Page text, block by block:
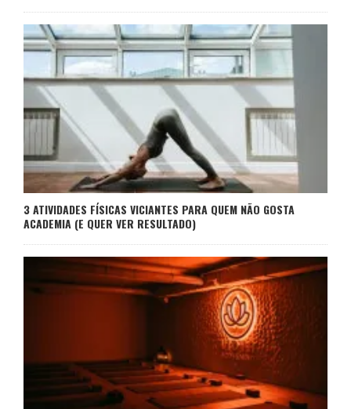
3 ATIVIDADES FÍSICAS VICIANTES PARA QUEM NÃO GOSTA
ACADEMIA (E QUER VER RESULTADO)